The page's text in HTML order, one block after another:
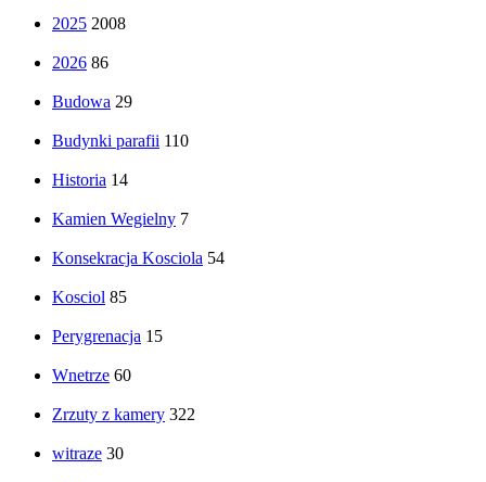
2025 2008
2026 86
Budowa 29
Budynki parafii 110
Historia 14
Kamien Wegielny 7
Konsekracja Kosciola 54
Kosciol 85
Perygrenacja 15
Wnetrze 60
Zrzuty z kamery 322
witraze 30